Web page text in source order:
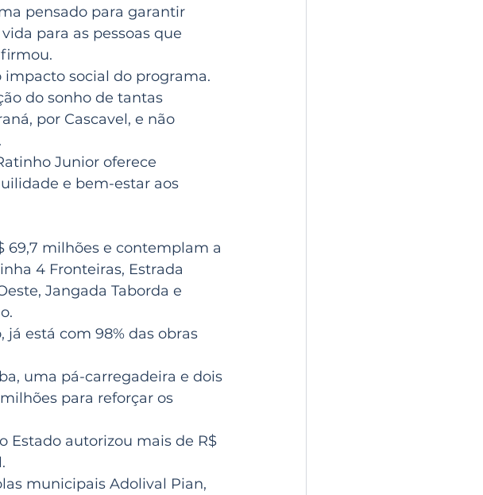
pensado para garantir
para as pessoas que
impacto social do programa.
do sonho de tantas
por Cascavel, e não
Junior oferece
e bem-estar aos
69,7 milhões e contemplam a
4 Fronteiras, Estrada
Jangada Taborda e
está com 98% das obras
uma pá-carregadeira e dois
para reforçar os
Estado autorizou mais de R$
municipais Adolival Pian,